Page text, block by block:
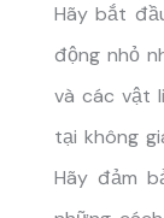
Hãy bắt
động nhỏ
và các vật
tại không
Hãy đảm